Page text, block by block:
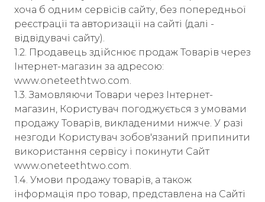
хоча б одним сервісів сайту, без попередньої
реєстрації та авторизації на сайті (далі -
відвідувачі сайту).
1.2. Продавець здійснює продаж Товарів через
Інтернет-магазин за адресою:
www.oneteethtwo.com.
1.3. Замовляючи Товари через Інтернет-
магазин, Користувач погоджується з умовами
продажу Товарів, викладеними нижче. У разі
незгоди Користувач зобов'язаний припинити
використання сервісу і покинути Сайт
www.oneteethtwo.com.
1.4. Умови продажу товарів, а також
інформація про товар, представлена ​​на Сайті